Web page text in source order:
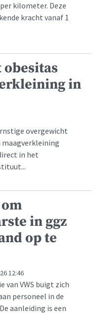
kilometer. Deze
kracht vanaf 1
in
overgewicht
in het
in ggz
op te
12:46
van VWS buigt zich
personeel in de
aanleiding is een